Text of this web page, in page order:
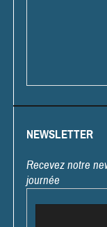
NEWSLETTER
Recevez notre
journée